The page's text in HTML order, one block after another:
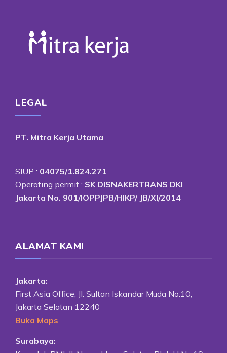
LEGAL
PT. Mitra Kerja Utama
SIUP : 04075/1.824.271
Operating permit : SK DISNAKERTRANS DKI
Jakarta No. 901/IOPPJPB/HIKP/ JB/XI/2014
ALAMAT KAMI
Jakarta:
First Asia Office, Jl. Sultan Iskandar Muda No.10,
Jakarta Selatan 12240
Buka Maps
Surabaya: